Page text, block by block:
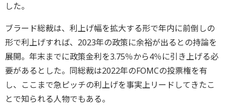
した。
ブラード総裁は、利上げ幅を拡大する形で年内に前倒しの
形で利上げすれば、2023年の政策に余裕が出るとの持論を
展開。年末までに政策金利を3.75％から4％に引き上げる必
要があるとした。同総裁は2022年のFOMCの投票権を有
し、ここまで急ピッチの利上げを事実上リードしてきたこ
とで知られる人物でもある。